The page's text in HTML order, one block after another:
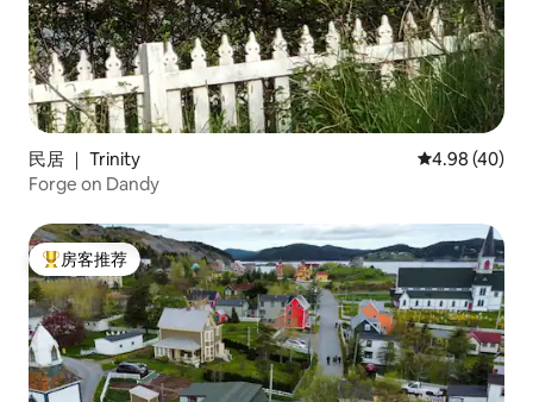
民居 ｜ Trinity 平均评分
4.98 (40)
Forge on Dandy
热门「房客推荐」
房客推荐